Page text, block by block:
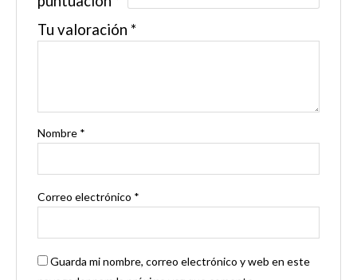
Tu valoración *
Nombre *
Correo electrónico *
Guarda mi nombre, correo electrónico y web en este